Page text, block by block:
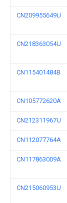
CN209955649U
CN218363054U
CN115401484B
CN105772620A
CN212311967U
CN112077764A
CN117863009A
CN215060953U